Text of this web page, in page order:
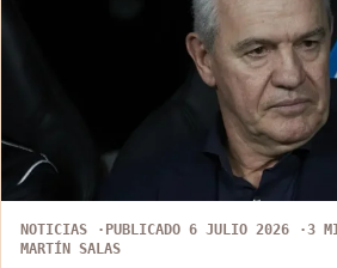
NOTICIAS PUBLICADO 6 JULIO 2026
3
MARTÍN SALAS